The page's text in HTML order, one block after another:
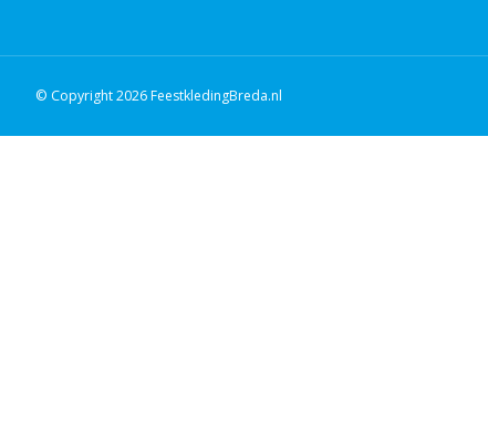
© Copyright 2026 FeestkledingBreda.nl